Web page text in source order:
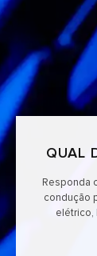
QUAL
Responda
condução
elétrico,